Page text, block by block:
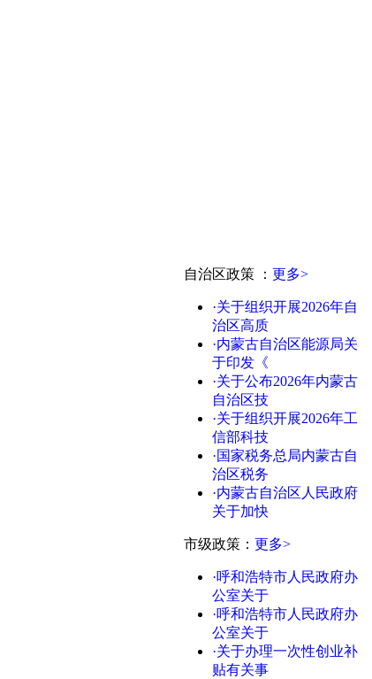
自治区政策 ： 更多>
·关于组织开展2026年自
治区高质
·内蒙古自治区能源局关
于印发《
·关于公布2026年内蒙古
自治区技
·关于组织开展2026年工
信部科技
·国家税务总局内蒙古自
治区税务
·内蒙古自治区人民政府
关于加快
市级政策： 更多>
·呼和浩特市人民政府办
公室关于
·呼和浩特市人民政府办
公室关于
·关于办理一次性创业补
贴有关事